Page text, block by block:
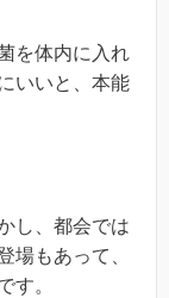
を体内に入れ
いいと、本能
し、都会では
場もあって、
す。